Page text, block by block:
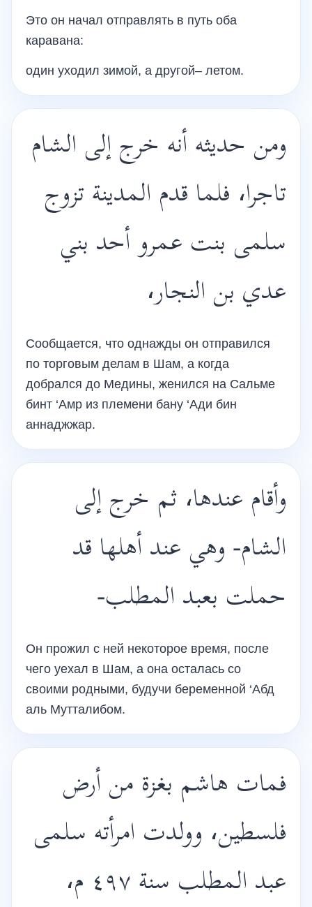
Это он начал отправлять в путь оба
каравана:
один уходил зимой, а другой– летом.
ومن حديثه أنه خرج إلى الشام
تاجرا، فلما قدم المدينة تزوج
سلمى بنت عمرو أحد بني
عدي بن النجار،
Сообщается, что однажды он отправился
по торговым делам в Шам, а когда
добрался до Медины, женился на Сальме
бинт ‘Амр из племени бану ‘Ади бин
аннаджжар.
وأقام عندها، ثم خرج إلى
الشام- وهي عند أهلها قد
حملت بعبد المطلب-
Он прожил с ней некоторое время, после
чего уехал в Шам, а она осталась со
своими родными, будучи беременной ‘Абд
аль Мутталибом.
فمات هاشم بغزة من أرض
فلسطين، وولدت امرأته سلمى
عبد المطلب سنة ٤٩٧ م،